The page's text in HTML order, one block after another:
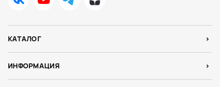
КАТАЛОГ
ИНФОРМАЦИЯ